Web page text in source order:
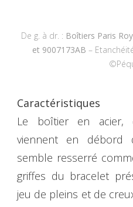
De g. à dr. : Boîtiers Paris
et 9007173AB –
Caractéristiques
Le boîtier en acier,
viennent en débord
semble resserré
griffes du bracelet
jeu de pleins et de